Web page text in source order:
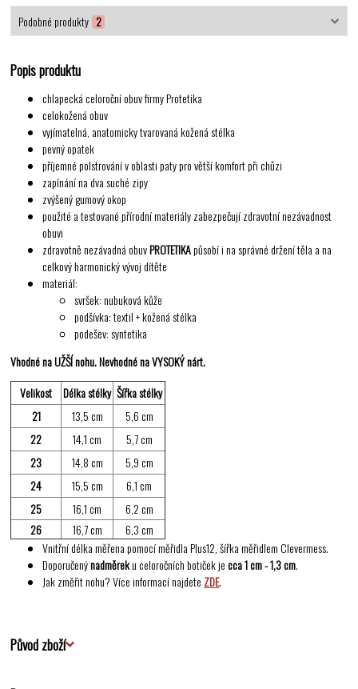
Podobné produkty 2
Popis produktu
chlapecká celoroční obuv firmy Protetika
celokožená obuv
vyjímatelná, anatomicky tvarovaná kožená stélka
pevný opatek
příjemné polstrování v oblasti paty pro větší komfort při chůzi
zapínání na dva suché zipy
zvýšený gumový okop
použité a testované přírodní materiály zabezpečují zdravotní nezávadnost
obuvi
zdravotně nezávadná obuvPROTETIKApůsobí i na správné držení těla a na
celkový harmonický vývoj dítěte
materiál:
svršek: nubuková kůže
podšívka: textil + kožená stélka
podešev: syntetika
Vhodné na UŽŠÍ nohu. Nevhodné na VYSOKÝ nárt.
Velikost
Délka stélky Šířka stélky
21
13,5 cm
5,6 cm
22
14,1 cm
5,7 cm
23
14,8 cm
5,9 cm
24
15,5 cm
6,1 cm
25
16,1 cm
6,2 cm
26
16,7 cm
6,3 cm
Vnitřní délka měřena pomocí měřidla Plus12, šířka měřidlem Clevermess.
Doporučenýnadměreku celoročních botiček jecca 1 cm - 1,3 cm.
Jak změřit nohu? Více informací najdete ZDE.
Původ zboží